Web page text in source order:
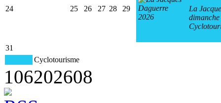
24 25 26 27 28 29
La
31
Cyclotourisme
106202608